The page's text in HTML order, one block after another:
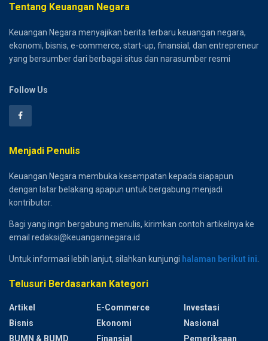
Tentang Keuangan Negara
Keuangan Negara menyajikan berita terbaru keuangan negara,
ekonomi, bisnis, e-commerce, start-up, finansial, dan entrepreneur
yang bersumber dari berbagai situs dan narasumber resmi
Follow Us
Menjadi Penulis
Keuangan Negara membuka kesempatan kepada siapapun
dengan latar belakang apapun untuk bergabung menjadi
kontributor.
Bagi yang ingin bergabung menulis, kirimkan contoh artikelnya ke
email redaksi@keuangannegara.id
Untuk informasi lebih lanjut, silahkan kunjungi halaman berikut ini
Telusuri Berdasarkan Kategori
Artikel
Bisnis
BUMN & BUMD
E-Commerce
Ekonomi
Finansial
Investasi
Nasional
Pemeriksaan